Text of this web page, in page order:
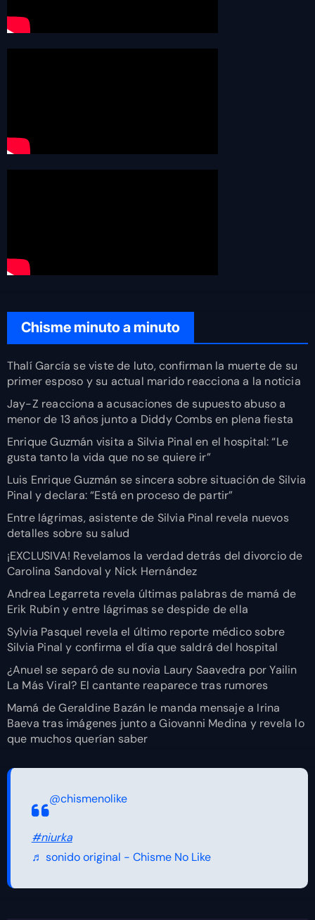
Chisme minuto a minuto
Thalí García se viste de luto, confirman la muerte de su
primer esposo y su actual marido reacciona a la noticia
Jay-Z reacciona a acusaciones de supuesto abuso a
menor de 13 años junto a Diddy Combs en plena fiesta
Enrique Guzmán visita a Silvia Pinal en el hospital: “Le
gusta tanto la vida que no se quiere ir”
Luis Enrique Guzmán se sincera sobre situación de Silvia
Pinal y declara: “Está en proceso de partir”
Entre lágrimas, asistente de Silvia Pinal revela nuevos
detalles sobre su salud
¡EXCLUSIVA! Revelamos la verdad detrás del divorcio de
Carolina Sandoval y Nick Hernández
Andrea Legarreta revela últimas palabras de mamá de
Erik Rubín y entre lágrimas se despide de ella
Sylvia Pasquel revela el último reporte médico sobre
Silvia Pinal y confirma el día que saldrá del hospital
¿Anuel se separó de su novia Laury Saavedra por Yailin
La Más Viral? El cantante reaparece tras rumores
Mamá de Geraldine Bazán le manda mensaje a Irina
Baeva tras imágenes junto a Giovanni Medina y revela lo
que muchos querían saber
@chismenolike
#niurka
♬ sonido original - Chisme No Like